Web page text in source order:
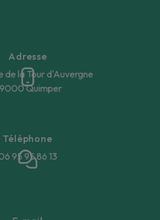
Adresse
de la Tour d'Auvergne
Quimper
Téléphone
95 95 86 13